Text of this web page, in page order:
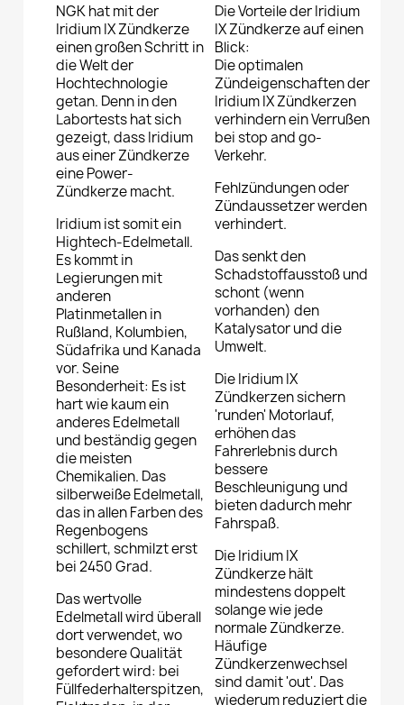
NGK hat mit der
Iridium IX Zündkerze
einen großen Schritt in
die Welt der
Hochtechnologie
getan. Denn in den
Labortests hat sich
gezeigt, dass Iridium
aus einer Zündkerze
eine Power-
Zündkerze macht.
Iridium ist somit ein
Hightech-Edelmetall.
Es kommt in
Legierungen mit
anderen
Platinmetallen in
Rußland, Kolumbien,
Südafrika und Kanada
vor. Seine
Besonderheit: Es ist
hart wie kaum ein
anderes Edelmetall
und beständig gegen
die meisten
Chemikalien. Das
silberweiße Edelmetall,
das in allen Farben des
Regenbogens
schillert, schmilzt erst
bei 2450 Grad.
Das wertvolle
Edelmetall wird überall
dort verwendet, wo
besondere Qualität
gefordert wird: bei
Füllfederhalterspitzen,
Die Vorteile der Iridium
IX Zündkerze auf einen
Blick:
Die optimalen
Zündeigenschaften der
Iridium IX Zündkerzen
verhindern ein Verrußen
bei stop and go-
Verkehr.
Fehlzündungen oder
Zündaussetzer werden
verhindert.
Das senkt den
Schadstoffausstoß und
schont (wenn
vorhanden) den
Katalysator und die
Umwelt.
Die Iridium IX
Zündkerzen sichern
'runden' Motorlauf,
erhöhen das
Fahrerlebnis durch
bessere
Beschleunigung und
bieten dadurch mehr
Fahrspaß.
Die Iridium IX
Zündkerze hält
mindestens doppelt
solange wie jede
normale Zündkerze.
Häufige
Zündkerzenwechsel
sind damit 'out'. Das
wiederum reduziert die